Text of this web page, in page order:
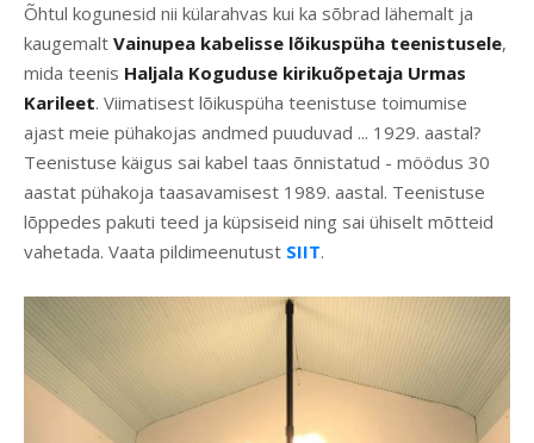
Õhtul kogunesid nii külarahvas kui ka sõbrad lähemalt ja
kaugemalt Vainupea kabelisse lõikuspüha teenistusele,
mida teenis Haljala Koguduse kirikuõpetaja Urmas
Karileet. Viimatisest lõikuspüha teenistuse toimumise
ajast meie pühakojas andmed puuduvad ... 1929. aastal?
Teenistuse käigus sai kabel taas õnnistatud - möödus 30
aastat pühakoja taasavamisest 1989. aastal. Teenistuse
lõppedes pakuti teed ja küpsiseid ning sai ühiselt mõtteid
vahetada. Vaata pildimeenutust SIIT.